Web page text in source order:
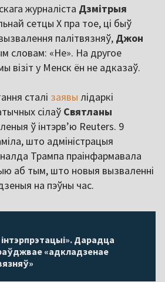
журналіста Дзмітрыя
сетцы X пра тое, ці быў
палітвязняў, Джон
словам: «Не». На другое
візіт у Менск ён не адказаў.
сталі заявы лідаркі
сілаў Святланы
ў інтэрв’ю Reuters. 9
што адміністрацыя
Трампа праінфармавала
аб тым, што новыя вызваленні
на пэўны час.
Дарадца
«адкладзенае